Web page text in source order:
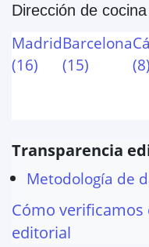
Dirección de cocina
Madrid
(16)
Barcelona
(15)
(8)
Transparencia
Metodología de
Cómo
editorial